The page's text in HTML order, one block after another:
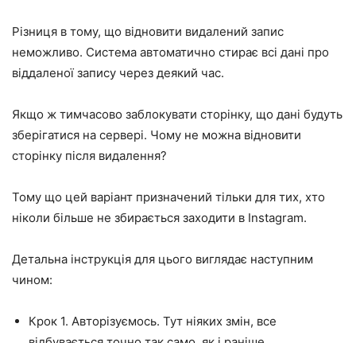
Різниця в тому, що відновити видалений запис
неможливо. Система автоматично стирає всі дані про
віддаленої запису через деякий час.
Якщо ж тимчасово заблокувати сторінку, що дані будуть
зберігатися на сервері. Чому не можна відновити
сторінку після видалення?
Тому що цей варіант призначений тільки для тих, хто
ніколи більше не збирається заходити в Instagram.
Детальна інструкція для цього виглядає наступним
чином:
Крок 1. Авторізуємось. Тут ніяких змін, все